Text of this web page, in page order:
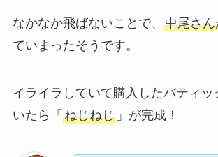
なかなか飛ばないことで、 中尾さ
ていまったそうです。
イライラしていて購入したバティッ
いたら「 ねじねじ」が完成！